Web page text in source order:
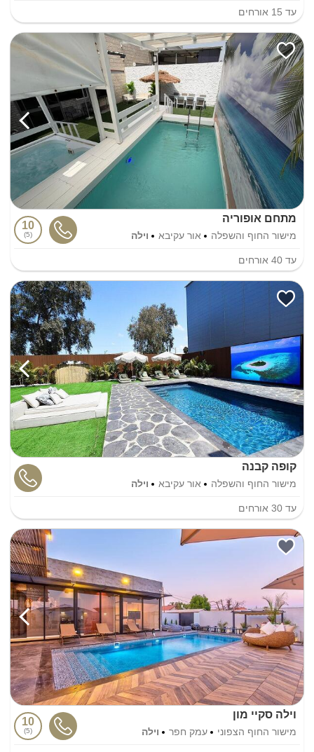
עד 15 אורחים
מתחם אופוריה
מישור החוף והשפלה אור עקיבא וילה
10
5
עד 40 אורחים
קופה קבנה
מישור החוף והשפלה אור עקיבא וילה
עד 30 אורחים
וילה סקיי מון
מישור החוף הצפוני עמק חפר וילה
10
5